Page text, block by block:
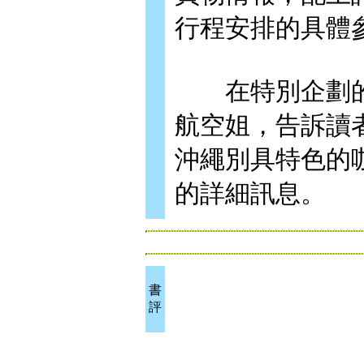
行程安排的具體
在特別企劃的
航空姐，告訴讀
沖繩別具特色的
的詳細訊息。
書
評